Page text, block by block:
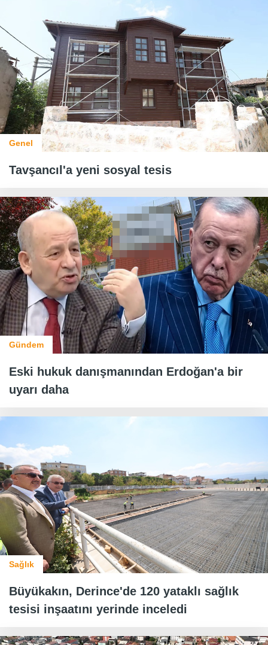
Genel
Tavşancıl'a yeni sosyal tesis
Gündem
Eski hukuk danışmanından Erdoğan'a bir
uyarı daha
Sağlık
Büyükakın, Derince'de 120 yataklı sağlık
tesisi inşaatını yerinde inceledi